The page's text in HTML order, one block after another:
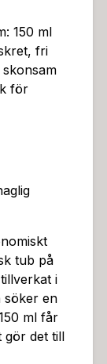
upplevelse, d
värdesätter
och
uppleve
som vill utf
lösning.
den natu
en mer int
är en in
p
glidmedelVo
Diskret, fri
mot unde
med kondo
150 ml
fri
för
tub på
i
söker en
ml får
gör det till